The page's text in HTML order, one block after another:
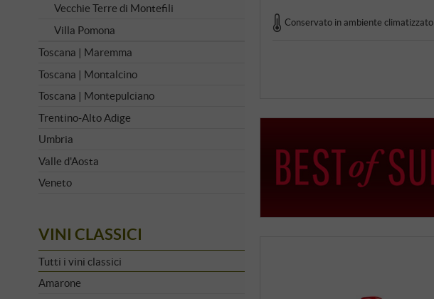
Conservato in ambiente climatizzato
Vecchie Terre di Montefili
Villa Pomona
Toscana | Maremma
Toscana | Montalcino
Toscana | Montepulciano
Trentino-Alto Adige
Umbria
Valle d'Aosta
Veneto
VINI CLASSICI
Tutti i vini classici
Amarone